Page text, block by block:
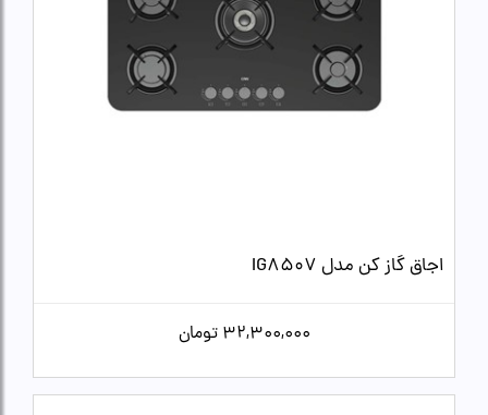
اجاق گاز کن مدل IG8507
32,300,000 تومان